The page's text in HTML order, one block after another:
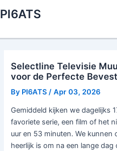
to
PI6ATS
Selectline Televisie
voor de Perfecte
By PI6ATS /Apr 03, 2026
Gemiddeld kijken we dagelijks
favoriete serie, een film of het
uur en 53 minuten. We
heerlijk is om na een lange